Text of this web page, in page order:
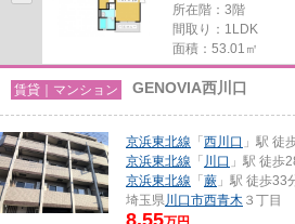
所在階：3階
間取り：1LDK
面積：53.01㎡
賃貸｜マンション GENOVIA西川口
京浜東北線 「 西川口 」駅 徒
京浜東北線 「 川口 」駅 徒歩
京浜東北線 「 蕨 」駅 徒歩33
埼玉県川口市西青木 ３丁目
8.55